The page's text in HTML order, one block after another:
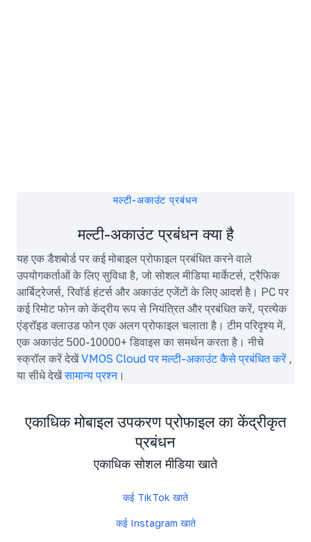
मल्टी-अकाउंट प्रबंधन
मल्टी-अकाउंट प्रबंधन क्या है
यह एक डैशबोर्ड पर कई मोबाइल प्रोफाइल प्रबंधित करने वाले
उपयोगकर्ताओं के लिए सुविधा है, जो सोशल मीडिया मार्केटर्स, ट्रैफिक
आर्बिट्रेजर्स, रिवॉर्ड हंटर्स और अकाउंट एजेंटों के लिए आदर्श है। PC पर
कई रिमोट फोन को केंद्रीय रूप से नियंत्रित और प्रबंधित करें, प्रत्येक
एंड्रॉइड क्लाउड फोन एक अलग प्रोफाइल चलाता है। टीम परिदृश्य में,
एक अकाउंट 500-10000+ डिवाइस का समर्थन करता है। नीचे
स्क्रॉल करें देखेंVMOS Cloud पर मल्टी-अकाउंट कैसे प्रबंधित करें ,
या सीधे देखेंसामान्य प्रश्न।
एकाधिक मोबाइल उपकरण प्रोफाइल का केंद्रीकृत
प्रबंधन
एकाधिक सोशल मीडिया खाते
कई TikTok खाते
कई Instagram खाते